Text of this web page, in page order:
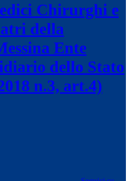
Chirurghi e
della
Ente
dello Stato
n.3, art.4)